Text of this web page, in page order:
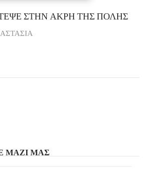
ΣΤΗΝ ΑΚΡΗ ΤΗΣ ΠΟΛΗΣ
ΜΑΖΙ ΜΑΣ